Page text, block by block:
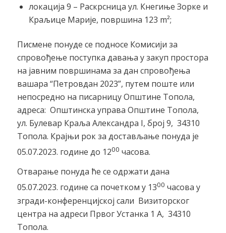
локација 9 – Раскрсница ул. Кнегиње Зорке и
Краљице Марије, површина 123 m²;
Писмене понуде се подносе Комисији за
спровођење поступка давања у закуп простора
на јавним површинама за дан спровођења
вашара “Петровдан 2023”, путем поште или
непосредно на писарницу Општине Топола,
адреса: Општинска управа Општине Топола,
ул. Булевар Краља Александра I, број 9, 34310
Топола. Крајњи рок за достављање понуда је
05.07.2023. године до 1200 часова.
Отварање понуда ће се одржати дана
05.07.2023. године са почетком у 1300 часова у
згради-конференцијској сали Визиторског
центра на адреси Првог Устанка 1 А, 34310
Топола.